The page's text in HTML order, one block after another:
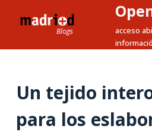
acceso
Un tejido
para los